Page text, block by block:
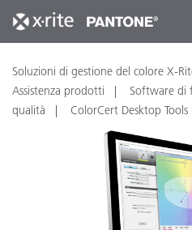
Soluzioni di gestione del colore X-
Assistenza prodotti
Software di
qualità
ColorCert Desktop